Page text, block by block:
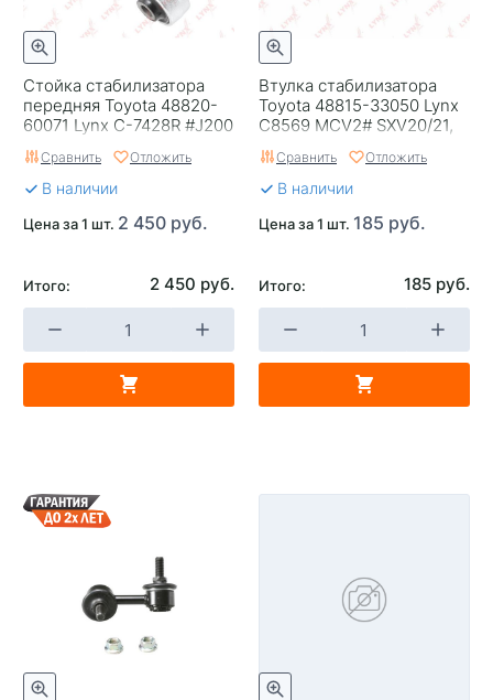
Стойка стабилизатора
передняя Toyota 48820-
60071 Lynx C-7428R #J200
LC200 LX570, R
Сравнить Отложить
В наличии
Цена за 1 шт. 2 450 руб.
Итого: 2 450 руб.
Втулка стабилизатора
Toyota 48815-33050 Lynx
C8569 MCV2# SXV20/21,
FR, D=17
Сравнить Отложить
В наличии
Цена за 1 шт. 185 руб.
Итого: 185 руб.